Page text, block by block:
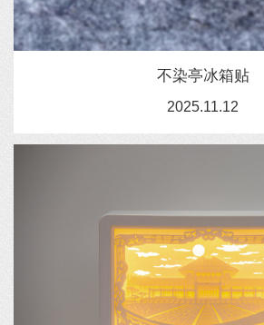
不染亭冰箱贴
2025.11.12